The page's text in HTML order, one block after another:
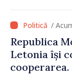
premier. Ce
Grosu
Guvernului
/
Republica
Letonia își